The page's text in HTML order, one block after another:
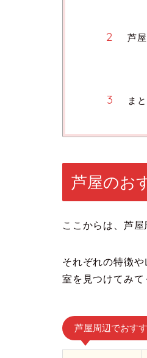
芦
ま
芦屋のお
ここからは、芦
それぞれの特徴
室を見つけてみて
芦屋周辺でおす